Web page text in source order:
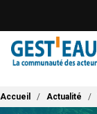
contenu
principal
Fil d'Ariane
Accueil Actualité